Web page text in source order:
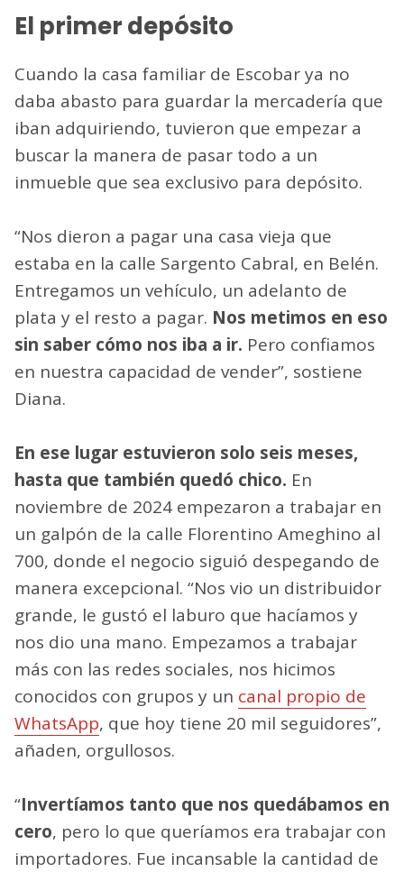
El primer depósito
Cuando la casa familiar de Escobar ya no
daba abasto para guardar la mercadería que
iban adquiriendo, tuvieron que empezar a
buscar la manera de pasar todo a un
inmueble que sea exclusivo para depósito.
“Nos dieron a pagar una casa vieja que
estaba en la calle Sargento Cabral, en Belén.
Entregamos un vehículo, un adelanto de
plata y el resto a pagar. Nos metimos en eso
sin saber cómo nos iba a ir. Pero confiamos
en nuestra capacidad de vender”, sostiene
Diana.
En ese lugar estuvieron solo seis meses,
hasta que también quedó chico. En
noviembre de 2024 empezaron a trabajar en
un galpón de la calle Florentino Ameghino al
700, donde el negocio siguió despegando de
manera excepcional. “Nos vio un distribuidor
grande, le gustó el laburo que hacíamos y
nos dio una mano. Empezamos a trabajar
más con las redes sociales, nos hicimos
conocidos con grupos y un canal propio de
WhatsApp, que hoy tiene 20 mil seguidores”,
añaden, orgullosos.
“Invertíamos tanto que nos quedábamos en
cero, pero lo que queríamos era trabajar con
importadores. Fue incansable la cantidad de